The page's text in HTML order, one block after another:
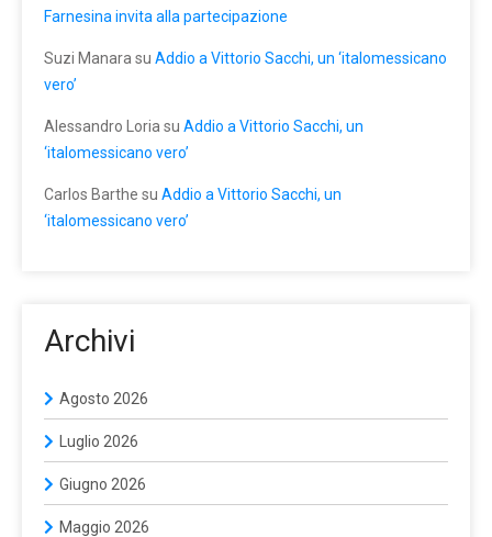
Farnesina invita alla partecipazione
Suzi Manara su Addio a Vittorio Sacchi, un ‘italomessicano
vero’
Alessandro Loria su Addio a Vittorio Sacchi, un
‘italomessicano vero’
Carlos Barthe su Addio a Vittorio Sacchi, un
‘italomessicano vero’
Archivi
Agosto 2026
Luglio 2026
Giugno 2026
Maggio 2026